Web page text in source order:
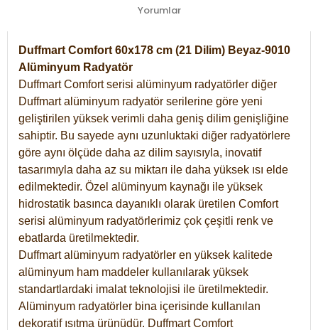
Yorumlar
Duffmart Comfort 60x178 cm (21 Dilim) Beyaz-9010
Alüminyum Radyatör
Duffmart Comfort serisi alüminyum radyatörler diğer
Duffmart alüminyum radyatör serilerine göre yeni
geliştirilen yüksek verimli daha geniş dilim genişliğine
sahiptir. Bu sayede aynı uzunluktaki diğer radyatörlere
göre aynı ölçüde daha az dilim sayısıyla, inovatif
tasarımıyla daha az su miktarı ile daha yüksek ısı elde
edilmektedir. Özel alüminyum kaynağı ile yüksek
hidrostatik basınca dayanıklı olarak üretilen Comfort
serisi alüminyum radyatörlerimiz çok çeşitli renk ve
ebatlarda üretilmektedir.
Duffmart alüminyum radyatörler en yüksek kalitede
alüminyum ham maddeler kullanılarak yüksek
standartlardaki imalat teknolojisi ile üretilmektedir.
Alüminyum radyatörler bina içerisinde kullanılan
dekoratif ısıtma ürünüdür. Duffmart Comfort